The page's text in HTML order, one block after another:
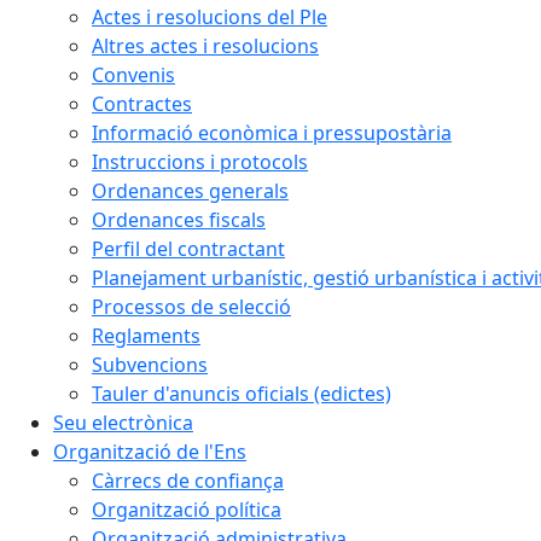
Actes i resolucions del Ple
Altres actes i resolucions
Convenis
Contractes
Informació econòmica i pressupostària
Instruccions i protocols
Ordenances generals
Ordenances fiscals
Perfil del contractant
Planejament urbanístic, gestió urbanística i
Processos de selecció
Reglaments
Subvencions
Tauler d'anuncis oficials (edictes)
Seu electrònica
Organització de l'Ens
Càrrecs de confiança
Organització política